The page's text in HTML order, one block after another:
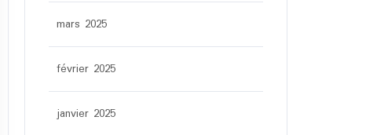
mars 2025
février 2025
janvier 2025